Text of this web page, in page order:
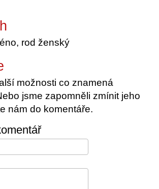
rod ženský
možnosti co znamená
jsme zapomněli zmínit jeho
nám do komentáře.